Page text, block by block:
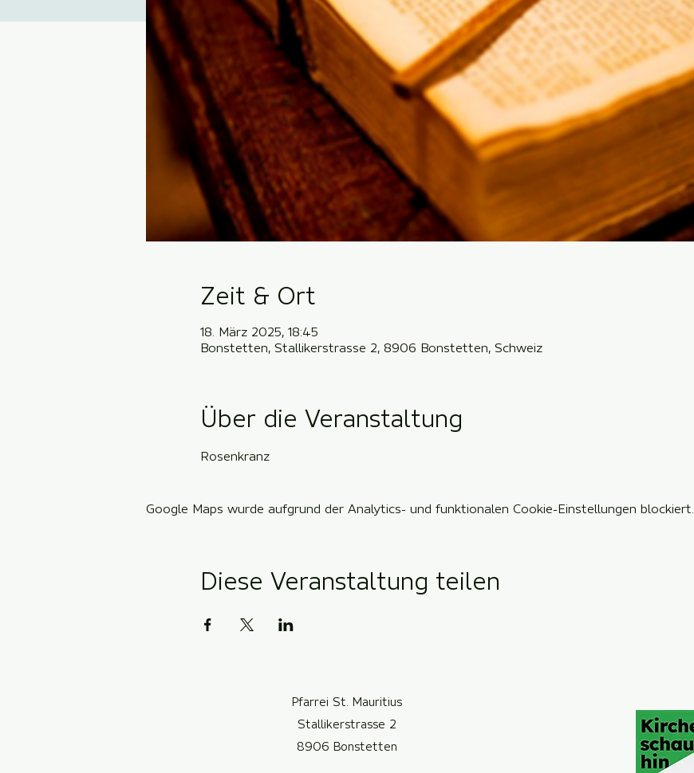
Zeit & Ort
18. März 2025, 18:45
Bonstetten, Stallikerstrasse 2, 8906 Bonstetten, Schweiz
Über die Veranstaltung
Rosenkranz
Google Maps wurde aufgrund der Analytics- und funktionalen Cookie-Einstellungen blockiert.
Diese Veranstaltung teilen
Pfarrei St. Mauritius
Stallikerstrasse 2
8906 Bonstetten